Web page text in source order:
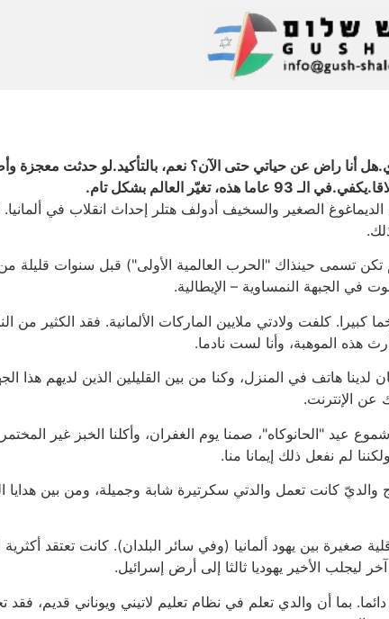
تغيّر العالم بشكل تام.
الديماغوغ الصغير والسخيف أدولف هتلر إحداث انقلاب في
تكن تسمى حينذاك "الحرب العالمية الأولى") قبل سنوات قليلة
في الجبهة النمساوية – الإيطالية.
كبيرا. كلفت ولادتي ملايين الماركات الألمانية. فقد الكثير
هذه الموهبة، وأنا لست نادما.
لدينا هاتف في المنزل، وكنا من بين القليلين الذين لديهم هذا
عن الإنترنت.
شموع عيد "الحانوكاه"، صمنا يوم الغفران، وأكلنا الخبز غير
لم نفعل ذلك إيمانا منا.
والديّ كانت تعمل والدتي سكرتيرة شابة وجميلة، ومن بين
صغيرة بين يهود ألمانيا (وفي سائر البلدان). كانت تعتقد
ليجلب الأخير يهوديا ثالثا إلى أرض إسرائيل.
بما أن والدي تعلم في نظام تعليم لاتيني ويوناني قديم،